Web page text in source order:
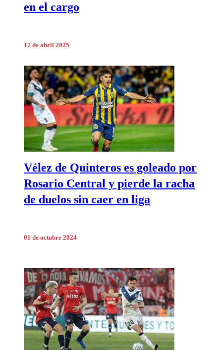
en el cargo
17 de abril 2025
Vélez de Quinteros es goleado por
Rosario Central y pierde la racha
de duelos sin caer en liga
01 de octubre 2024